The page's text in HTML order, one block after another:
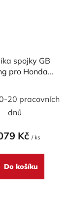
spojky GB
pro Honda
20 pracovních
dnů
Kč / ks
Do košíku